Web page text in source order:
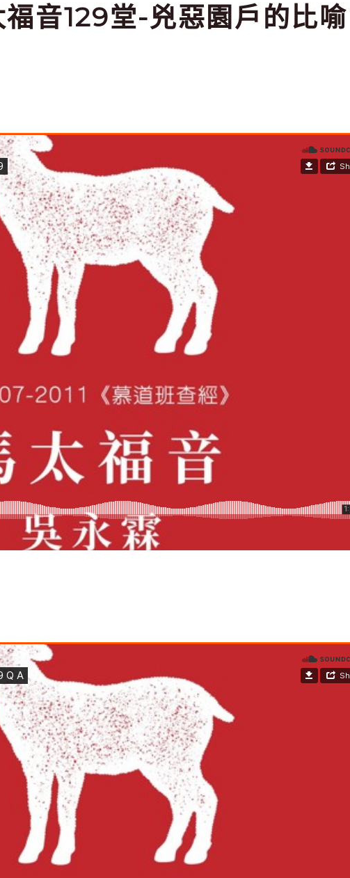
音129堂-兇惡園戶的比喻